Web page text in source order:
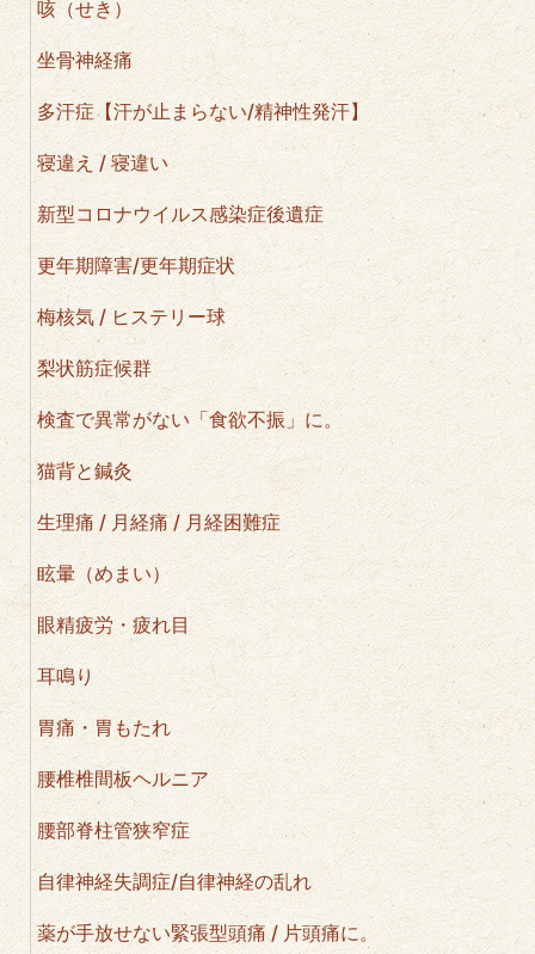
咳（せき）
坐骨神経痛
多汗症【汗が止まらない/精神性発汗】
寝違え / 寝違い
新型コロナウイルス感染症後遺症
更年期障害/更年期症状
梅核気 / ヒステリー球
梨状筋症候群
検査で異常がない「食欲不振」に。
猫背と鍼灸
生理痛 / 月経痛 / 月経困難症
眩暈（めまい）
眼精疲労・疲れ目
耳鳴り
胃痛・胃もたれ
腰椎椎間板ヘルニア
腰部脊柱管狭窄症
自律神経失調症/自律神経の乱れ
薬が手放せない緊張型頭痛 / 片頭痛に。